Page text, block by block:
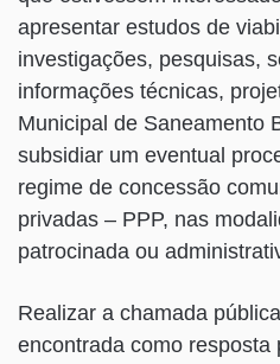
apresentar estudos de
investigações, pesquisas,
informações técnicas,
Municipal de Saneamento
subsidiar um eventual
regime de concessão
privadas – PPP, nas
patrocinada ou
Realizar a chamada
encontrada como resposta